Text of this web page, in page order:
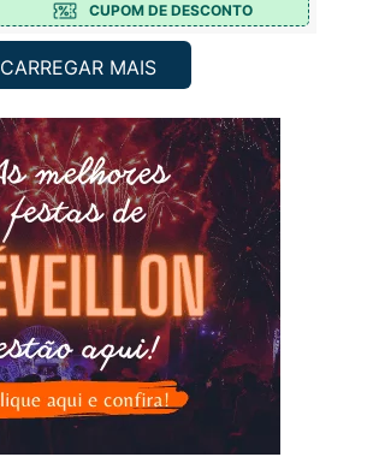
CUPOM DE DESCONTO
CARREGAR MAIS